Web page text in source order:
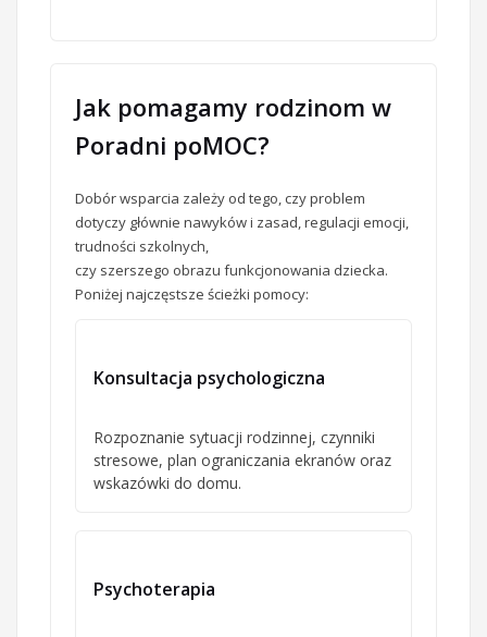
Jak pomagamy rodzinom w
Poradni poMOC?
Dobór wsparcia zależy od tego, czy problem
dotyczy głównie nawyków i zasad, regulacji emocji,
trudności szkolnych,
czy szerszego obrazu funkcjonowania dziecka.
Poniżej najczęstsze ścieżki pomocy:
Konsultacja psychologiczna
Rozpoznanie sytuacji rodzinnej, czynniki
stresowe, plan ograniczania ekranów oraz
wskazówki do domu.
Psychoterapia